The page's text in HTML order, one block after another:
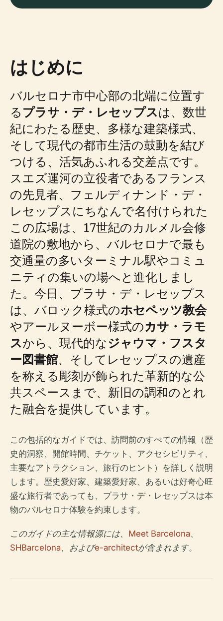
はじめに
バルセロナ市中心部の北端に位置す
るプラサ・デ・レセップスは、数世
紀にわたる歴史、多様な建築様式、
そして現代の都市生活の鼓動を結び
つける、活気あふれる交差点です。
スエズ運河の立役者であるフランス
の先見者、フェルディナンド・デ・
レセップスにちなんで名付けられた
この広場は、17世紀のカルメル会修
道院の敷地から、バルセロナで最も
交通量の多いターミナル駅やコミュ
ニティの集いの場へと進化しまし
た。今日、プラサ・デ・レセップス
は、バロック様式のホセペッツ教会
やアールヌーボー様式のカサ・ラモ
スから、現代的なジャウマ・フスタ
ー図書館、そしてレセップスの遺産
を称える彫刻が飾られた革新的な公
共スペースまで、新旧の調和のとれ
た融合を提供しています。
この包括的なガイドでは、訪問前のすべての情報（歴
史的洞察、開館時間、チケット、アクセシビリティ、
主要なアトラクション、旅行のヒント）を詳しく説明
します。歴史愛好家、建築愛好家、あるいは好奇心旺
盛な旅行者であっても、プラサ・デ・レセップスは本
物のバルセロナ体験を約束します。
このガイドの主な情報源には、 Meet Barcelona、
SHBarcelona、およびe-architectが含まれます。